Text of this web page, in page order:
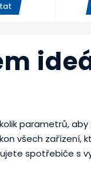
parametrů,
všech zařízení,
spotřebiče s